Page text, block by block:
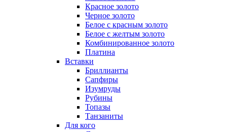
Красное золото
Черное золото
Белое с красным золото
Белое с желтым золото
Комбинированное золото
Платина
Вставки
Бриллианты
Сапфиры
Изумруды
Рубины
Топазы
Танзаниты
Для кого